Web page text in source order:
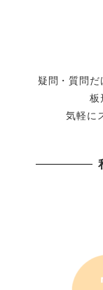
疑問・質問
板
気軽に